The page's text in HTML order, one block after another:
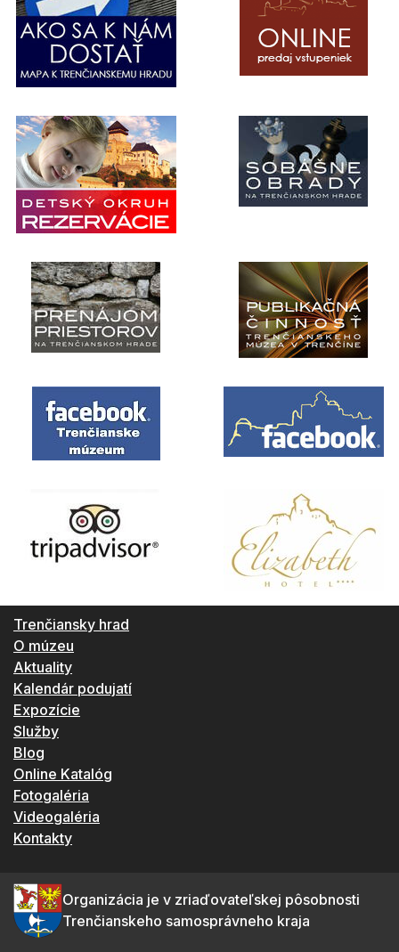
Trenčiansky hrad
O múzeu
Aktuality
Kalendár podujatí
Expozície
Služby
Blog
Online Katalóg
Fotogaléria
Videogaléria
Kontakty
Organizácia je v zriaďovateľskej pôsobnosti
Trenčianskeho samosprávneho kraja